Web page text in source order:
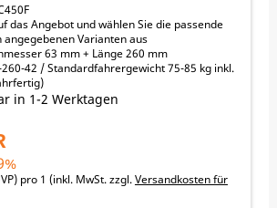
das Angebot und wählen Sie die passende
angegebenen Varianten aus
63 mm + Länge 260 mm
42 / Standardfahrergewicht 75-85 kg inkl.
Federraten:
mm
mm
in 1-2 Werktagen
) pro 1 (inkl. MwSt. zzgl.Versandkosten für